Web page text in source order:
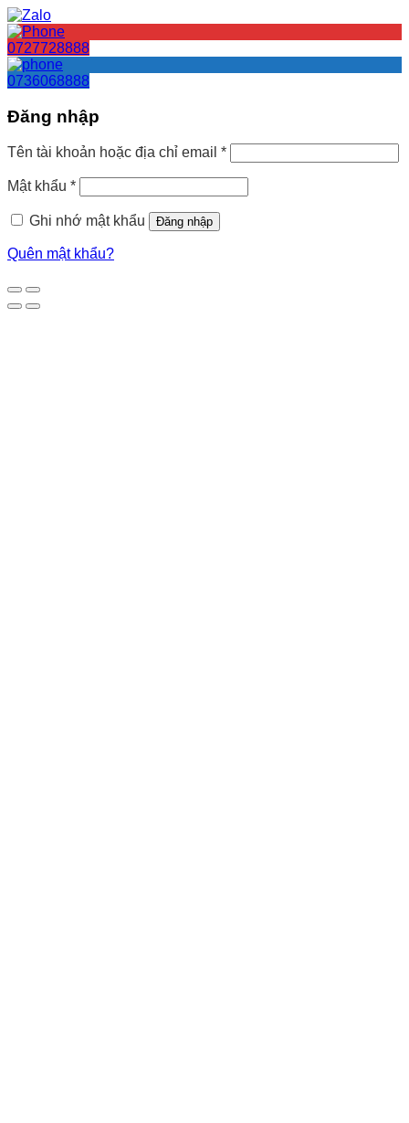
0727728888
0736068888
Đăng nhập
Tên tài khoản hoặc địa chỉ email *
Mật khẩu *
Ghi nhớ mật khẩu Đăng nhập
Quên mật khẩu?